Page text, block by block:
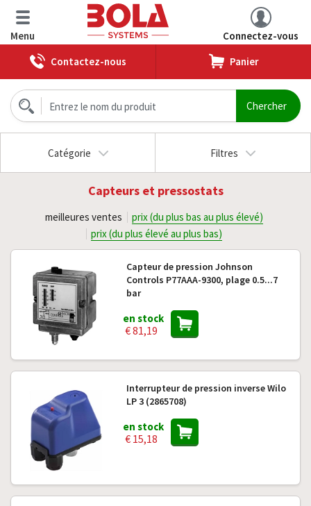
Menu
Connectez-vous
Contactez-nous
Panier
Catégorie Filtres
Capteurs et pressostats
meilleures ventes
prix (du plus bas au plus élevé)
prix (du plus élevé au plus bas)
Capteur de pression Johnson
Controls P77AAA-9300, plage 0.5...7
bar
en stock
€ 81,19
Interrupteur de pression inverse Wilo
LP 3 (2865708)
en stock
€ 15,18